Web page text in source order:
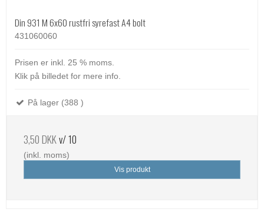
Din 931 M 6x60 rustfri syrefast A4 bolt
431060060
Prisen er inkl. 25 % moms.
Klik på billedet for mere info.
På lager (388 )
3,50 DKKv/ 10
(inkl. moms)
Vis produkt